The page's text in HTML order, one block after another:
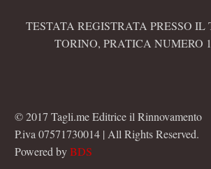
TESTATA REGISTRATA PRESSO
TORINO, PRATICA NUMERO
© 2017 Tagli.me Editrice il Rinnovamento
P.iva 07571730014 | All Rights Reserved.
Powered byBDS